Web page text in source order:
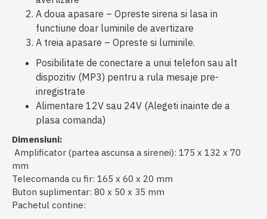
A doua apasare – Opreste sirena si lasa in
functiune doar luminile de avertizare
A treia apasare – Opreste si luminile.
Posibilitate de conectare a unui telefon sau alt
dispozitiv (MP3) pentru a rula mesaje pre-
inregistrate
Alimentare 12V sau 24V (Alegeti inainte de a
plasa comanda)
Dimensiuni:
Amplificator (partea ascunsa a sirenei): 175 x 132 x 70
mm
Telecomanda cu fir: 165 x 60 x 20 mm
Buton suplimentar: 80 x 50 x 35 mm
Pachetul contine: